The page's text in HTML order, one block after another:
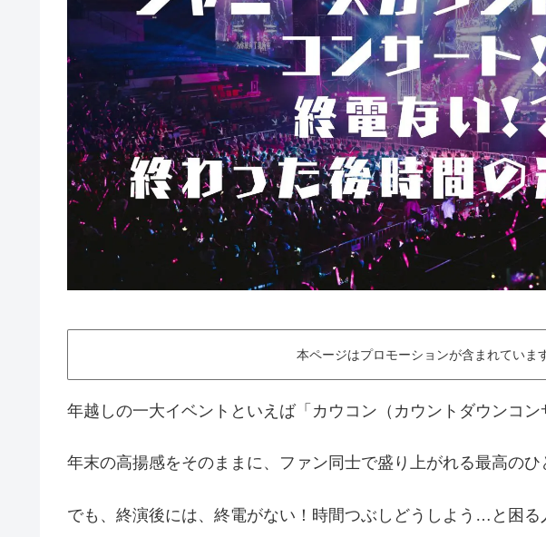
本ページはプロモーションが含まれています
年越しの一大イベントといえば「カウコン（カウントダウンコン
年末の高揚感をそのままに、ファン同士で盛り上がれる最高のひ
でも、終演後には、終電がない！時間つぶしどうしよう…と困る